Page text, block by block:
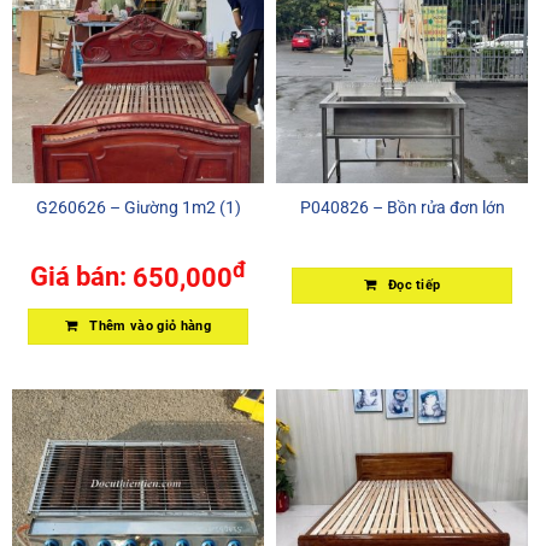
G260626 – Giường 1m2 (1)
Giá bán: 650,000đ
Thêm vào giỏ hàng
P040826 – Bồn rửa đơn lớn
Đọc tiếp